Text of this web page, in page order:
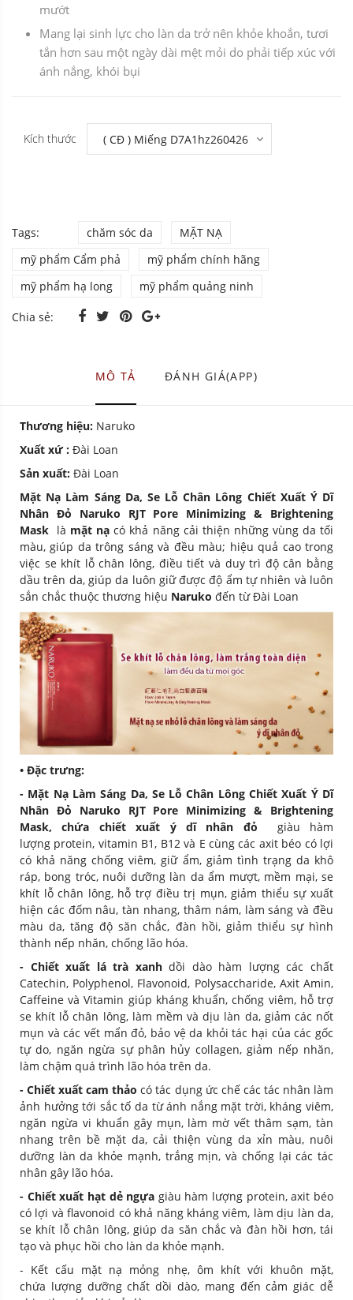
mướt
Mang lại sinh lực cho làn da trở nên khỏe khoắn, tươi
tắn hơn sau một ngày dài mệt mỏi do phải tiếp xúc với
ánh nắng, khói bụi
Kích thước
Tags: chăm sóc da
MẶT NẠ
mỹ phẩm Cẩm phả
mỹ phẩm chính hãng
mỹ phẩm hạ long
mỹ phẩm quảng ninh
Chia sẻ:
MÔ TẢ ĐÁNH GIÁ(APP)
Thương hiệu: Naruko
Xuất xứ : Đài Loan
Sản xuất: Đài Loan
Mặt Nạ Làm Sáng Da, Se Lỗ Chân Lông Chiết Xuất Ý Dĩ
Nhân Đỏ Naruko RJT Pore Minimizing & Brightening
Mask là mặt nạ có khả năng cải thiện những vùng da tối
màu, giúp da trông sáng và đều màu; hiệu quả cao trong
việc se khít lỗ chân lông, điều tiết và duy trì độ cân bằng
dầu trên da, giúp da luôn giữ được độ ẩm tự nhiên và luôn
sắn chắc thuộc thương hiệu Naruko đến từ Đài Loan
• Đặc trưng:
- Mặt Nạ Làm Sáng Da, Se Lỗ Chân Lông Chiết Xuất Ý Dĩ
Nhân Đỏ Naruko RJT Pore Minimizing & Brightening
Mask, chứa chiết xuất ý dĩ nhân đỏ
giàu hàm
lượng protein, vitamin B1, B12 và E cùng các axit béo có lợi
có khả năng chống viêm, giữ ẩm, giảm tình trạng da khô
ráp, bong tróc, nuôi dưỡng làn da ẩm mượt, mềm mại, se
khít lỗ chân lông, hỗ trợ điều trị mụn, giảm thiểu sự xuất
hiện các đốm nâu, tàn nhang, thâm nám, làm sáng và đều
màu da, tăng độ săn chắc, đàn hồi, giảm thiểu sự hình
thành nếp nhăn, chống lão hóa.
- Chiết xuất lá trà xanhdồi dào hàm lượng các chất
Catechin, Polyphenol, Flavonoid, Polysaccharide, Axit Amin,
Caffeine và Vitamin giúp kháng khuẩn, chống viêm, hỗ trợ
se khít lỗ chân lông, làm mềm và dịu làn da, giảm các nốt
mụn và các vết mẩn đỏ, bảo vệ da khỏi tác hại của các gốc
tự do, ngăn ngừa sự phân hủy collagen, giảm nếp nhăn,
làm chậm quá trình lão hóa trên da.
- Chiết xuất cam thảocó tác dụng ức chế các tác nhân làm
ảnh hưởng tới sắc tố da từ ánh nắng mặt trời, kháng viêm,
ngăn ngừa vi khuẩn gây mụn, làm mờ vết thâm sạm, tàn
nhang trên bề mặt da, cải thiện vùng da xỉn màu, nuôi
dưỡng làn da khỏe mạnh, trắng mịn, và chống lại các tác
nhân gây lão hóa.
- Chiết xuất hạt dẻ ngựa giàu hàm lượng protein, axit béo
có lợi và flavonoid có khả năng kháng viêm, làm dịu làn da,
se khít lỗ chân lông, giúp da săn chắc và đàn hồi hơn, tái
tạo và phục hồi cho làn da khỏe mạnh.
- Kết cấu mặt nạ mỏng nhẹ, ôm khít với khuôn mặt,
chứa lượng dưỡng chất dồi dào, mang đến cảm giác dễ